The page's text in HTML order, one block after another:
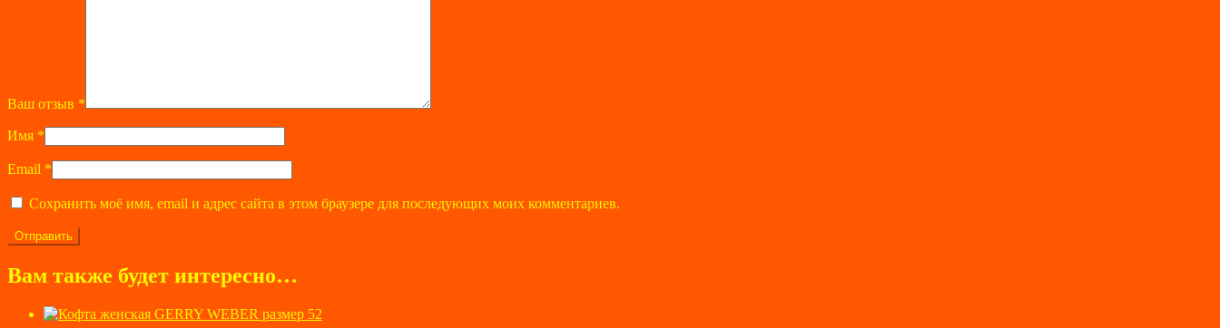
Ваш отзыв *
Имя *
Email *
Сохранить моё имя, email и адрес сайта в этом браузере для последующих моих комментариев.
Вам также будет интересно…